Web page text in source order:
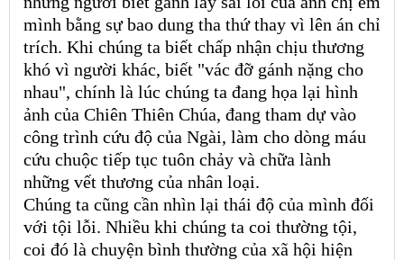
mình bằng sự bao dung tha thứ thay vì lên án chỉ
trích. Khi chúng ta biết chấp nhận chịu thương
khó vì người khác, biết "vác đỡ gánh nặng cho
nhau", chính là lúc chúng ta đang họa lại hình
ảnh của Chiên Thiên Chúa, đang tham dự vào
công trình cứu độ của Ngài, làm cho dòng máu
cứu chuộc tiếp tục tuôn chảy và chữa lành
những vết thương của nhân loại.
Chúng ta cũng cần nhìn lại thái độ của mình đối
với tội lỗi. Nhiều khi chúng ta coi thường tội,
coi đó là chuyện bình thường của xã hội hiện